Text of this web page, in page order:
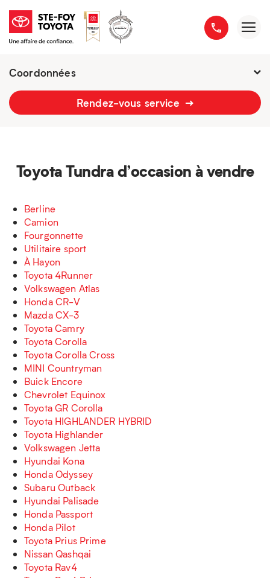
Coordonnées
Présentement ouvert jusqu'à 21h
Rendez-vous service
Toyota Tundra d’occasion à vendre
Berline
Camion
Fourgonnette
Utilitaire sport
À Hayon
Toyota 4Runner
Volkswagen Atlas
Honda CR-V
Mazda CX-3
Toyota Camry
Toyota Corolla
Toyota Corolla Cross
MINI Countryman
Buick Encore
Chevrolet Equinox
Toyota GR Corolla
Toyota HIGHLANDER HYBRID
Toyota Highlander
Volkswagen Jetta
Hyundai Kona
Honda Odyssey
Subaru Outback
Hyundai Palisade
Honda Passport
Honda Pilot
Toyota Prius Prime
Nissan Qashqai
Toyota Rav4